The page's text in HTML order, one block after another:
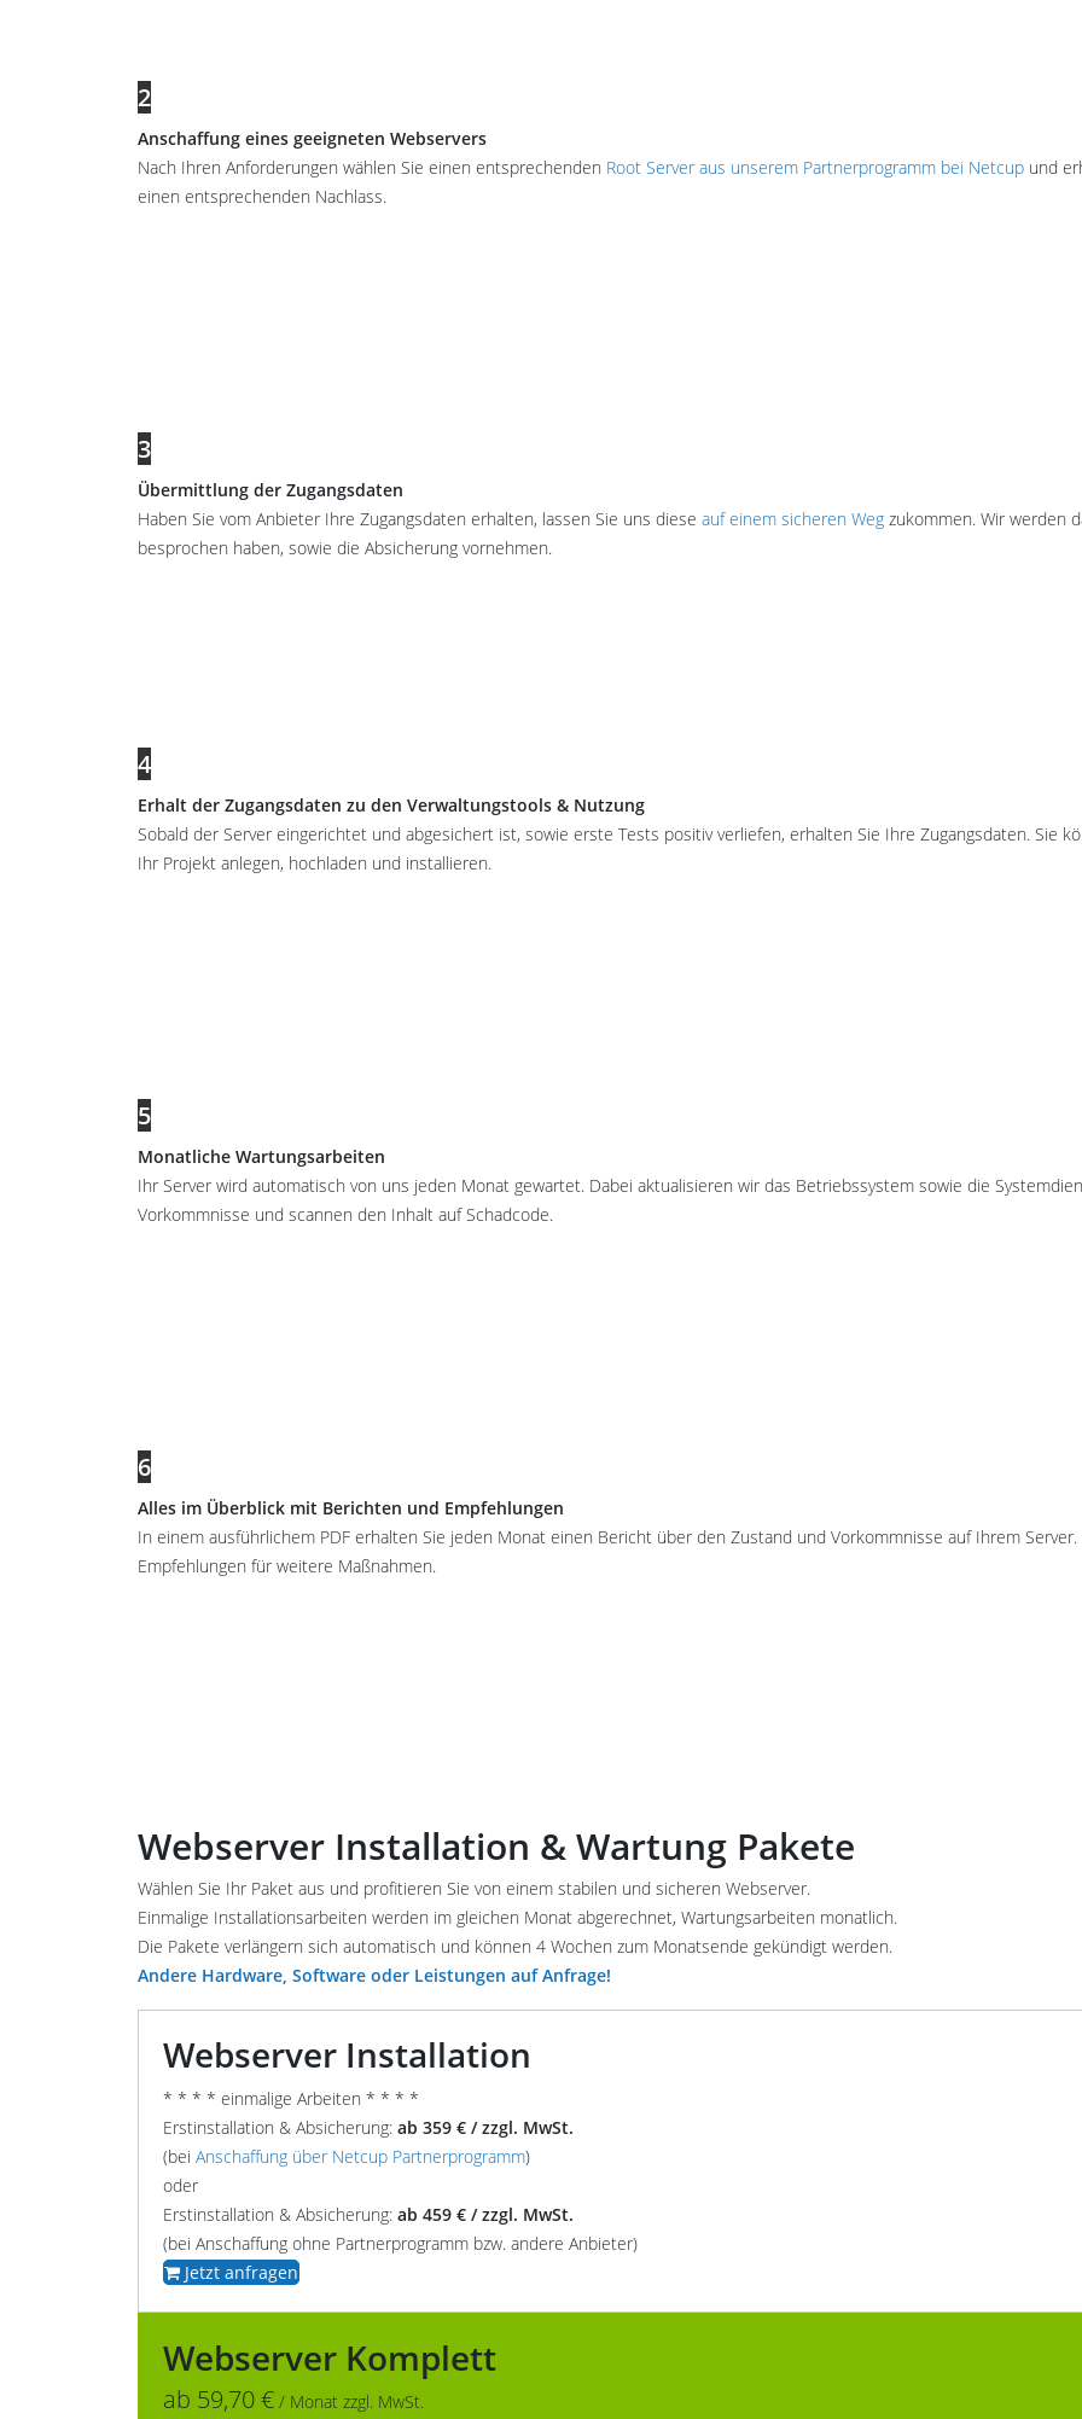
2
Anschaffung eines geeigneten Webservers
Nach Ihren Anforderungen wählen Sie einen entsprechenden Root Server aus unserem Partnerprogramm bei Netcup und
einen entsprechenden Nachlass.
3
Übermittlung der Zugangsdaten
Haben Sie vom Anbieter Ihre Zugangsdaten erhalten, lassen Sie uns diese auf einem sicheren Weg zukommen. Wir werden
besprochen haben, sowie die Absicherung vornehmen.
4
Erhalt der Zugangsdaten zu den Verwaltungstools & Nutzung
Sobald der Server eingerichtet und abgesichert ist, sowie erste Tests positiv verliefen, erhalten Sie Ihre Zugangsdaten. Sie
Ihr Projekt anlegen, hochladen und installieren.
5
Monatliche Wartungsarbeiten
Ihr Server wird automatisch von uns jeden Monat gewartet. Dabei aktualisieren wir das Betriebssystem sowie die
Vorkommnisse und scannen den Inhalt auf Schadcode.
6
Alles im Überblick mit Berichten und Empfehlungen
In einem ausführlichem PDF erhalten Sie jeden Monat einen Bericht über den Zustand und Vorkommnisse auf Ihrem
Empfehlungen für weitere Maßnahmen.
Webserver Installation & Wartung Pakete
Wählen Sie Ihr Paket aus und profitieren Sie von einem stabilen und sicheren Webserver.
Einmalige Installationsarbeiten werden im gleichen Monat abgerechnet, Wartungsarbeiten monatlich.
Die Pakete verlängern sich automatisch und können 4 Wochen zum Monatsende gekündigt werden.
Andere Hardware, Software oder Leistungen auf Anfrage!
Webserver Installation
* * * * einmalige Arbeiten * * * *
Erstinstallation & Absicherung: ab 359 € / zzgl. MwSt.
(bei Anschaffung über Netcup Partnerprogramm)
oder
Erstinstallation & Absicherung: ab 459 € / zzgl. MwSt.
(bei Anschaffung ohne Partnerprogramm bzw. andere Anbieter)
Jetzt anfragen
Webserver Komplett
ab 59,70 € / Monat zzgl. MwSt.